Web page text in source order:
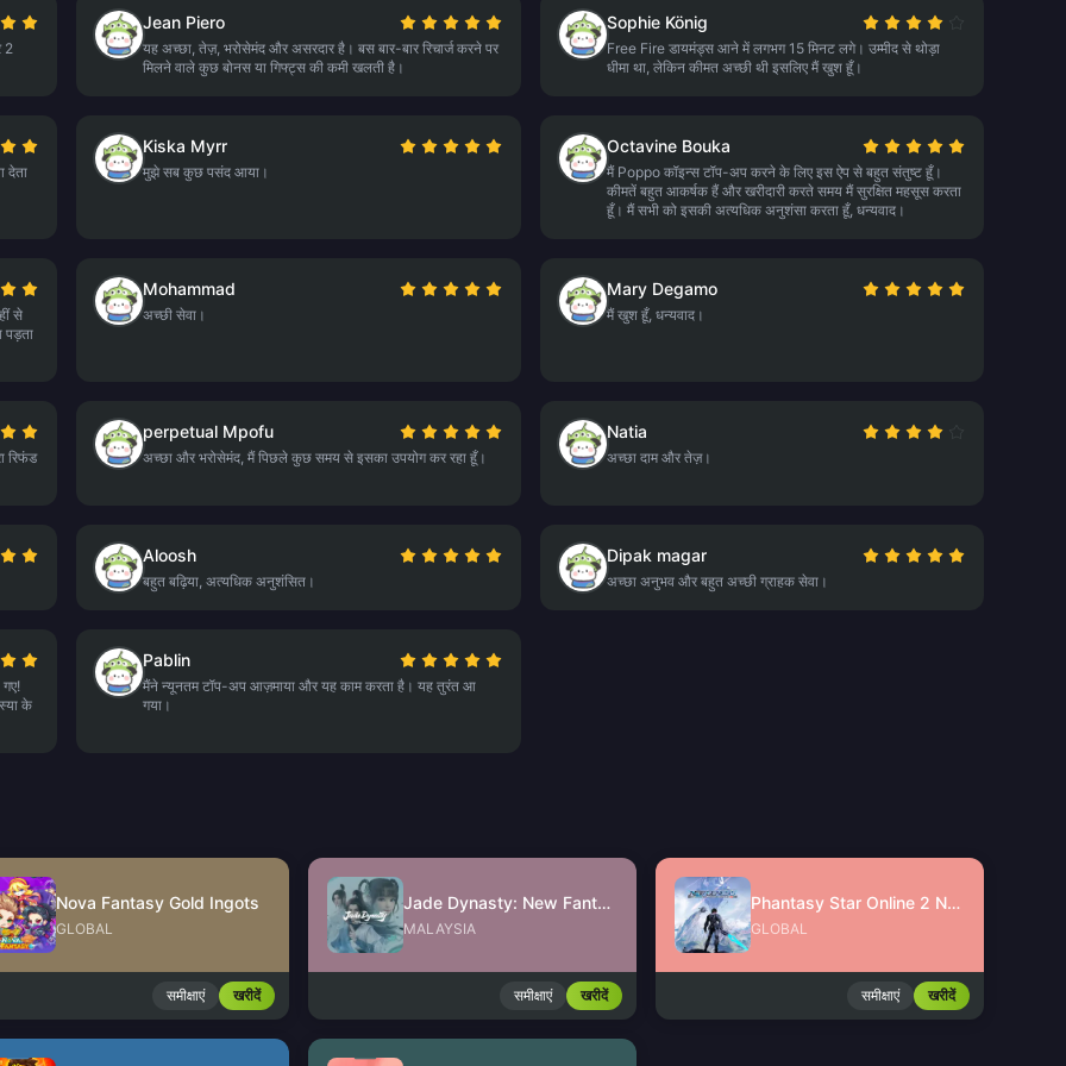
2
Jean Piero
यह अच्छा, तेज़, भरोसेमंद और असरदार है। बस बार-बार रिचार्ज करने पर
मिलने वाले कुछ बोनस या गिफ्ट्स की कमी खलती है।
Sophie König
Free Fire डायमंड्स आने में लगभग 15 मिनट लगे। उम्मीद से थोड़ा
धीमा था, लेकिन कीमत अच्छी थी इसलिए मैं खुश हूँ।
देता
Kiska Myrr
मुझे सब कुछ पसंद आया।
Octavine Bouka
मैं Poppo कॉइन्स टॉप-अप करने के लिए इस ऐप से बहुत संतुष्ट हूँ।
कीमतें बहुत आकर्षक हैं और खरीदारी करते समय मैं सुरक्षित महसूस करता
हूँ। मैं सभी को इसकी अत्यधिक अनुशंसा करता हूँ, धन्यवाद।
से
पड़ता
Mohammad
अच्छी सेवा।
Mary Degamo
मैं खुश हूँ, धन्यवाद।
रिफंड
perpetual Mpofu
अच्छा और भरोसेमंद, मैं पिछले कुछ समय से इसका उपयोग कर रहा हूँ।
Natia
अच्छा दाम और तेज़।
Aloosh
बहुत बढ़िया, अत्यधिक अनुशंसित।
Dipak magar
अच्छा अनुभव और बहुत अच्छी ग्राहक सेवा।
के
Pablin
मैंने न्यूनतम टॉप-अप आज़माया और यह काम करता है। यह तुरंत आ
गया।
Nova Fantasy Gold Ingots
GLOBAL
समीक्षाएं खरीदें
Jade Dynasty: New Fantasy Ingots
MALAYSIA
समीक्षाएं खरीदें
Phantasy Star Online 2 New Genesis AC Exchange Ticket
GLOBAL
समीक्षाएं खरीदें